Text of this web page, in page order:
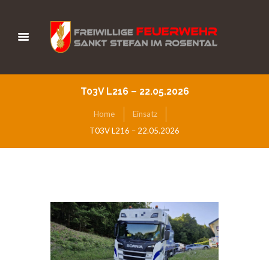
T03V L216 – 22.05.2026
Home
Einsatz
T03V L216 – 22.05.2026